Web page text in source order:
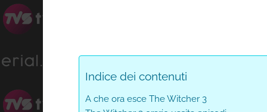
Indice dei contenuti
A che ora esce The Witcher 3